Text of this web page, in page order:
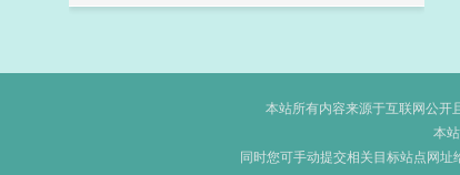
本站所有内容来源于互联网公开
本
同时您可手动提交相关目标站点网